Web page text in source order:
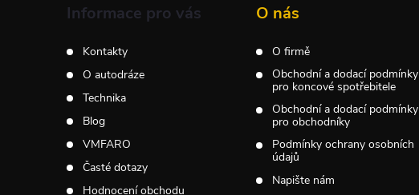
Informace pro vás
Kontakty
O autodráze
Technika
Blog
VMFARO
Časté dotazy
Hodnocení obchodu
O nás
O firmě
Obchodní a dodací podmínky
pro koncové spotřebitele
Obchodní a dodací podmínky
pro obchodníky
Podmínky ochrany osobních
údajů
Napište nám